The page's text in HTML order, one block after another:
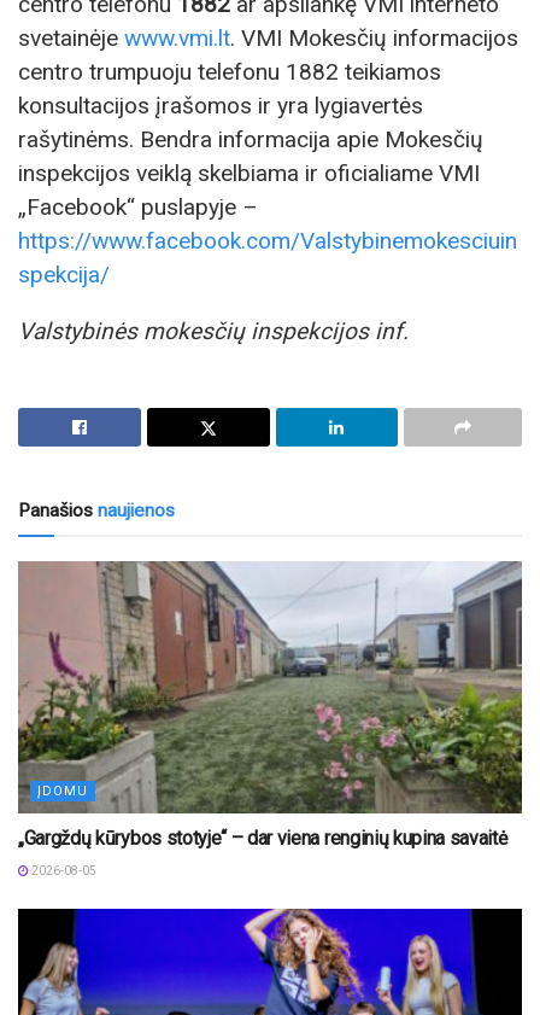
svetainėje www.vmi.lt. VMI Mokesčių informacijos
centro trumpuoju telefonu 1882 teikiamos
konsultacijos įrašomos ir yra lygiavertės
rašytinėms. Bendra informacija apie Mokesčių
inspekcijos veiklą skelbiama ir oficialiame VMI
„Facebook“ puslapyje –
https://www.facebook.com/Valstybinemokesciuin
spekcija/
Valstybinės mokesčių inspekcijos inf.
Panašios naujienos
ĮDOMU
„Gargždų kūrybos stotyje“ – dar viena renginių kupina savaitė
2026-08-05